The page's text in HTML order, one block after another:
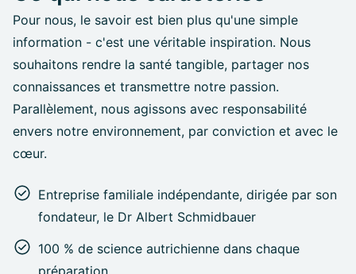
Pour nous, le savoir est bien plus qu'une simple
information - c'est une véritable inspiration. Nous
souhaitons rendre la santé tangible, partager nos
connaissances et transmettre notre passion.
Parallèlement, nous agissons avec responsabilité
envers notre environnement, par conviction et avec le
cœur.
Entreprise familiale indépendante, dirigée par son
fondateur, le Dr Albert Schmidbauer
100 % de science autrichienne dans chaque
préparation